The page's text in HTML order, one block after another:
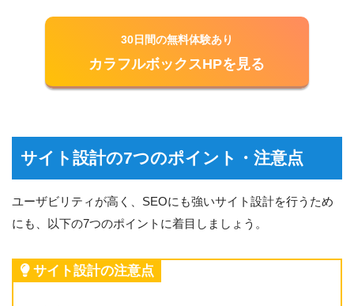
30日間の無料体験あり
カラフルボックスHPを見る
サイト設計の7つのポイント・注意点
ユーザビリティが高く、SEOにも強いサイト設計を行うため
にも、以下の7つのポイントに着目しましょう。
サイト設計の注意点